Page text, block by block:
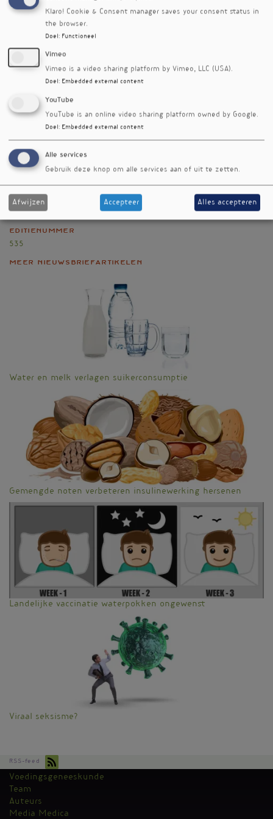
Wetenschappelijk Onderzoek (NWO)
ondersteunt het onderzoek met een subsidie
van 9,4 miljoen euro. Van die 9,4 miljoen euro
komt ook geld beschikbaar voor een campagne
om het taboe rondom dit onderwerp te
doorbreken.
Referenties
Amsterdam UMC
Nieuwsbriefartikel
Rubriek
Auteur
Andrea van Vuuren
Editienummer
535
Meer nieuwsbriefartikelen
Water en melk verlagen suikerconsumptie
Gemengde noten verbeteren insulinewerking hersenen
Landelijke vaccinatie waterpokken ongewenst
Viraal seksisme?
RSS-feed
Kantoormenu
Voedingsgeneeskunde
Team
Auteurs
Media Medica
Klaro! Cookie & Consent manager saves your consent status in
the browser.
Doel : Functioneel
Vimeo
Vimeo is a video sharing platform by Vimeo, LLC (USA).
Doel : Embedded external content
YouTube
YouTube is an online video sharing platform owned by Google.
Doel : Embedded external content
Alle services
Gebruik deze knop om alle services aan of uit te zetten.
Afwijzen Accepteer Alles accepteren